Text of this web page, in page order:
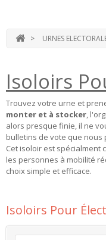
> URNES
Isoloirs
Trouvez votre urne et
monter et à stocker ,
alors presque finie, il ne
bulletins de vote que
Cet isoloir est spécialment
les personnes à mobilité
choix simple et efficace.
Isoloirs Pour